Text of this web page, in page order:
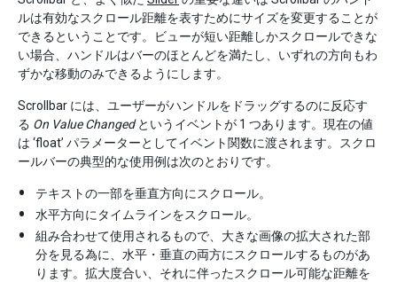
ルは有効なスクロール距離を表すためにサイズを変更することが
できるということです。ビューが短い距離しかスクロールできな
い場合、ハンドルはバーのほとんどを満たし、いずれの方向もわ
ずかな移動のみできるようにします。
Scrollbar には、ユーザーがハンドルをドラッグするのに反応す
る On Value Changedというイベントが 1 つあります。現在の値
は ‘float’ パラメーターとしてイベント関数に渡されます。スクロ
ールバーの典型的な使用例は次のとおりです。
テキストの一部を垂直方向にスクロール。
水平方向にタイムラインをスクロール。
組み合わせて使用されるもので、大きな画像の拡大された部
分を見る為に、水平・垂直の両方にスクロールするものがあ
ります。拡大度合い、それに伴ったスクロール可能な距離を